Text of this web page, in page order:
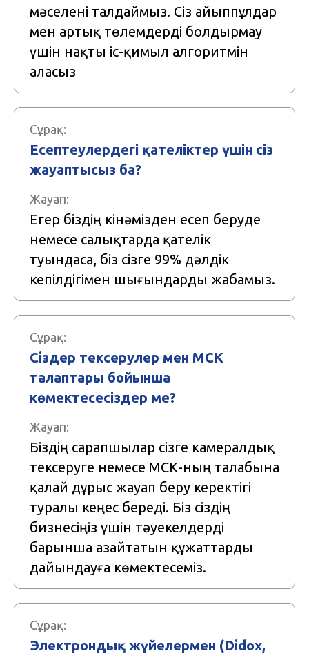
мәселені талдаймыз. Сіз айыппұлдар
мен артық төлемдерді болдырмау
үшін нақты іс-қимыл алгоритмін
аласыз
Сұрақ:
Есептеулердегі қателіктер үшін сіз
жауаптысыз ба?
Жауап:
Егер біздің кінәмізден есеп беруде
немесе салықтарда қателік
туындаса, біз сізге 99% дәлдік
кепілдігімен шығындарды жабамыз.
Сұрақ:
Сіздер тексерулер мен МСК
талаптары бойынша
көмектесесіздер ме?
Жауап:
Біздің сарапшылар сізге камералдық
тексеруге немесе МСК-ның талабына
қалай дұрыс жауап беру керектігі
туралы кеңес береді. Біз сіздің
бизнесіңіз үшін тәуекелдерді
барынша азайтатын құжаттарды
дайындауға көмектесеміз.
Сұрақ:
Электрондық жүйелермен (Didox,